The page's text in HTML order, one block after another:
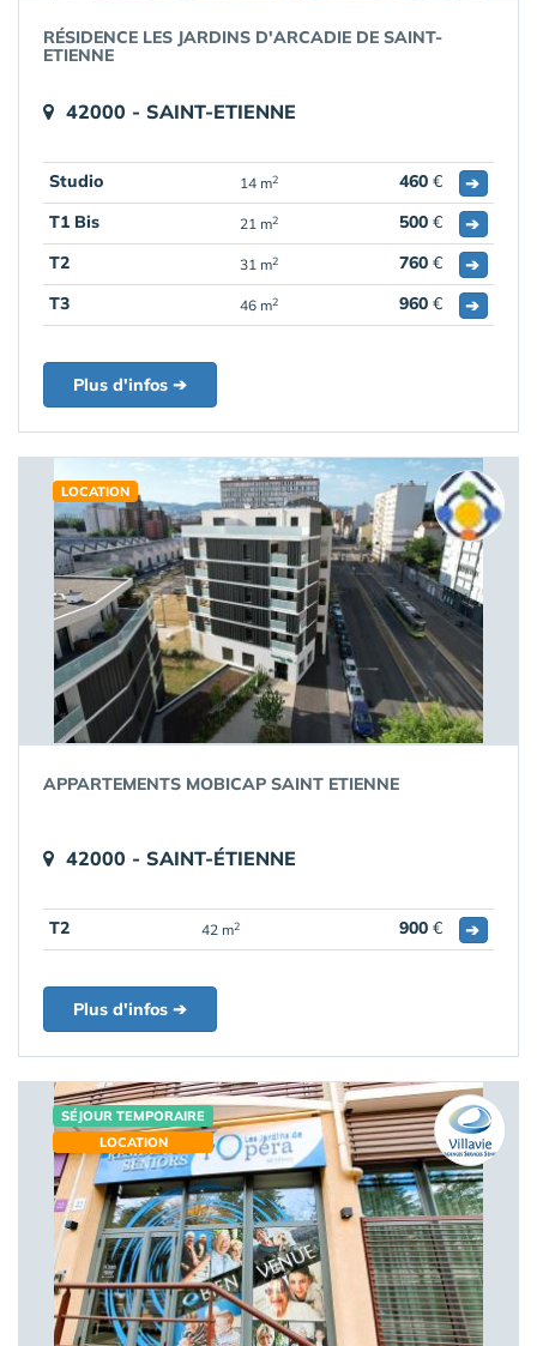
RÉSIDENCE LES JARDINS D'ARCADIE DE SAINT-
ETIENNE
42000 - SAINT-ETIENNE
Studio 14 m2 460 €
➔
T1 Bis
21 m2 500 €
➔
T2
31 m2 760 €
➔
T3
46 m2 960 € ➔
Plus d'infos ➔
LOCATION
APPARTEMENTS MOBICAP SAINT ETIENNE
42000 - SAINT-ÉTIENNE
T2 42 m2 900 € ➔
Plus d'infos ➔
SÉJOUR TEMPORAIRE
LOCATION